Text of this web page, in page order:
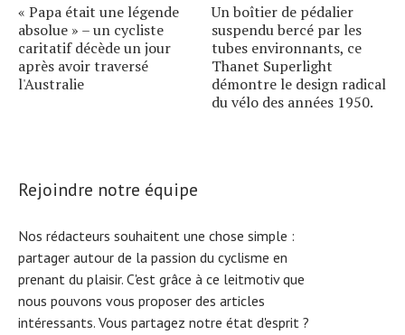
« Papa était une légende
absolue » – un cycliste
caritatif décède un jour
après avoir traversé
l'Australie
Un boîtier de pédalier
suspendu bercé par les
tubes environnants, ce
Thanet Superlight
démontre le design radical
du vélo des années 1950.
Rejoindre notre équipe
Nos rédacteurs souhaitent une chose simple :
partager autour de la passion du cyclisme en
prenant du plaisir. C'est grâce à ce leitmotiv que
nous pouvons vous proposer des articles
intéressants. Vous partagez notre état d'esprit ?